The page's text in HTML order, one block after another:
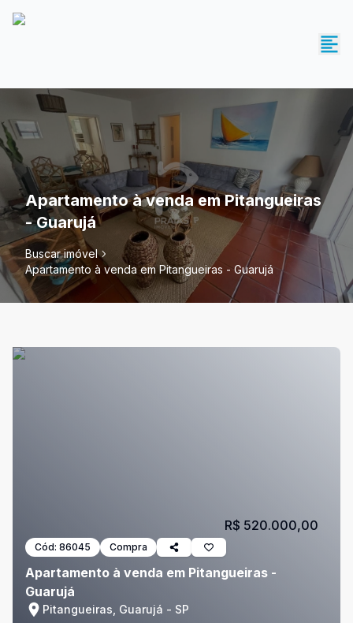
Apartamento à venda em Pitangueiras
- Guarujá
Buscar imóvel
Apartamento à venda em Pitangueiras - Guarujá
Cód: 86045 Compra
Apartamento à venda em Pitangueiras -
Guarujá
Pitangueiras, Guarujá - SP
R$ 520.000,00